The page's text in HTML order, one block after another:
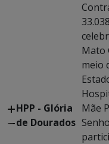
HPP - Glória
de Dourados
Mato
meio
Mãe